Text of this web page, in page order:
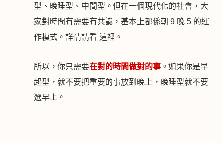
型、晚睡型、中間型。但在一個現代化的社會，大
家對時間有需要有共識，基本上都係朝 9 晚 5 的運
作模式。詳情請看 這裡 。
所以，你只需要在對的時間做對的事 。如果你是早
起型，就不要把重要的事放到晚上，晚睡型就不要
選早上。